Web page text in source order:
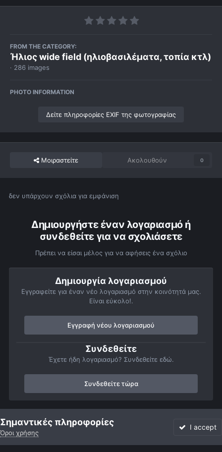
FROM THE CATEGORY:
Ήλιος wide field (ηλιοβασιλέματα, τοπία κτλ)
· 286 images
PHOTO INFORMATION
Δείτε πληροφορίες EXIF της φωτογραφίας
Μοιραστείτε Ακολουθούν 0
δεν υπάρχουν σχόλια για εμφάνιση
Δημιουργήστε έναν λογαριασμό ή
συνδεθείτε για να σχολιάσετε
Πρέπει να είσαι μέλος για να αφήσεις ένα σχόλιο
Δημιουργία λογαριασμού
Εγγραφείτε για έναν νέο λογαριασμό στην κοινότητά μας.
Είναι εύκολο!.
Εγγραφή νέου λογαριασμού
Συνδεθείτε
Έχετε ήδη λογαριασμό? Συνδεθείτε εδώ.
Συνδεθείτε τώρα
Αρχή Αστροφωτογραφίες Ήλιος
Σημαντικές πληροφορίες
Όροι χρήσης
I accept
Forum